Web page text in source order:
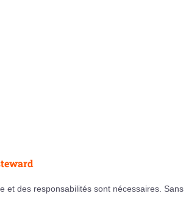
et des responsabilités sont nécessaires.